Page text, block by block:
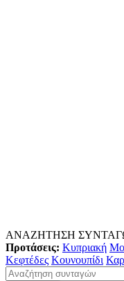
ΑΝΑΖΗΤΗΣΗ
Προτάσεις: Κυπριακή
Κεφτέδες Κουνουπίδι